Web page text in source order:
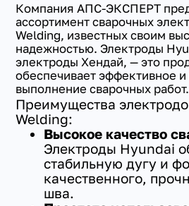
Компания АПС-ЭКСПЕРТ
ассортимент сварочных
Welding, известных своим
надежностью. Электроды
электроды Хендай, — это
обеспечивает эффективное и
выполнение сварочных работ.
Преимущества
Welding:
Высокое качество
Электроды Hyundai
стабильную дугу и
качественного,
шва.